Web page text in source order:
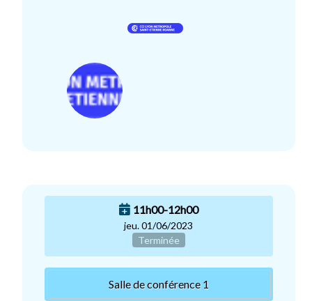
11h00-12h00
jeu. 01/06/2023
Terminée
Salle de conférence 1